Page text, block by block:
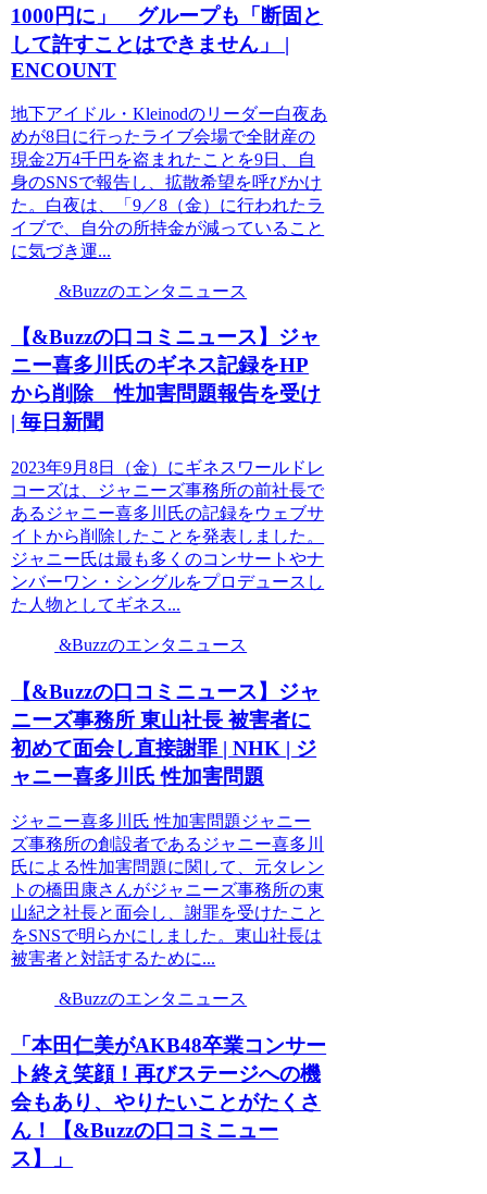
1000円に」 グループも「断固と
して許すことはできません」 |
ENCOUNT
地下アイドル・Kleinodのリーダー白夜あ
めが8日に行ったライブ会場で全財産の
現金2万4千円を盗まれたことを9日、自
身のSNSで報告し、拡散希望を呼びかけ
た。白夜は、「9／8（金）に行われたラ
イブで、自分の所持金が減っていること
に気づき運...
&Buzzのエンタニュース
【&Buzzの口コミニュース】ジャ
ニー喜多川氏のギネス記録をHP
から削除 性加害問題報告を受け
| 毎日新聞
2023年9月8日（金）にギネスワールドレ
コーズは、ジャニーズ事務所の前社長で
あるジャニー喜多川氏の記録をウェブサ
イトから削除したことを発表しました。
ジャニー氏は最も多くのコンサートやナ
ンバーワン・シングルをプロデュースし
た人物としてギネス...
&Buzzのエンタニュース
【&Buzzの口コミニュース】ジャ
ニーズ事務所 東山社長 被害者に
初めて面会し直接謝罪 | NHK | ジ
ャニー喜多川氏 性加害問題
ジャニー喜多川氏 性加害問題ジャニー
ズ事務所の創設者であるジャニー喜多川
氏による性加害問題に関して、元タレン
トの橋田康さんがジャニーズ事務所の東
山紀之社長と面会し、謝罪を受けたこと
をSNSで明らかにしました。東山社長は
被害者と対話するために...
&Buzzのエンタニュース
「本田仁美がAKB48卒業コンサー
ト終え笑顔！再びステージへの機
会もあり、やりたいことがたくさ
ん！【&Buzzの口コミニュー
ス】」